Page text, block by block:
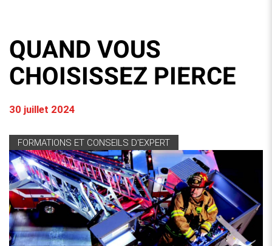
QUAND VOUS
CHOISISSEZ PIERCE
30 juillet 2024
FORMATIONS ET CONSEILS D'EXPERT